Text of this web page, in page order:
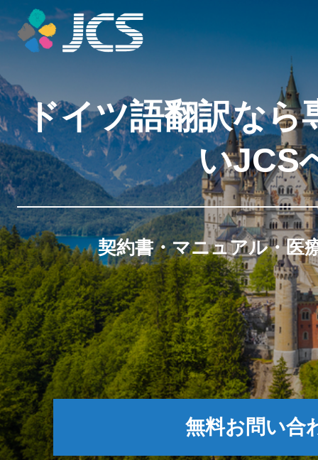
ドイツ語翻訳なら
いJCS
契約書・マニュアル・医
無料お問い合